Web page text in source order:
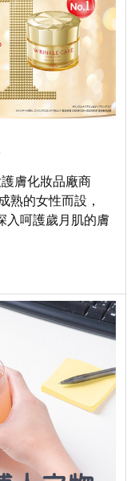
膚化妝品廠商
熟的女性而設，
入呵護歲月肌的膚